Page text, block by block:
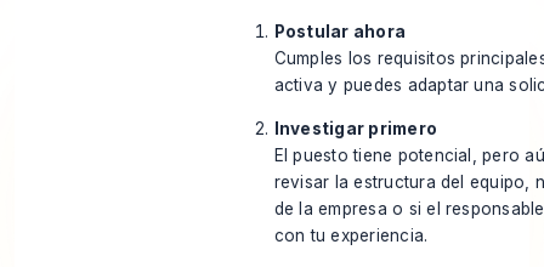
Postular ahora
Cumples los requisitos
activa y puedes adaptar una
Investigar primero
El puesto tiene potencial, pero
revisar la estructura del equipo,
de la empresa o si el
con tu experiencia.